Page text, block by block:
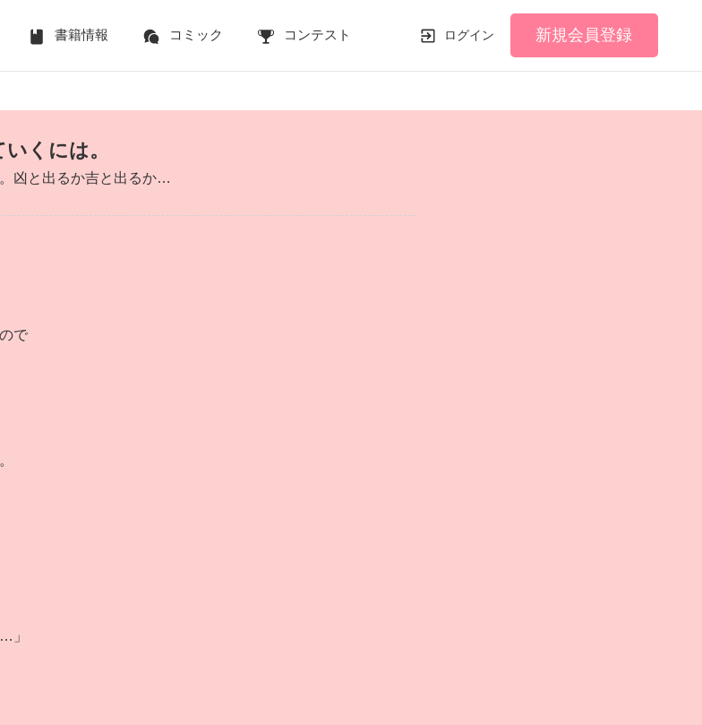
書籍情報 コミック コンテスト ログイン 新規会員登録
くには。
凶と出るか吉と出るか…
で
」